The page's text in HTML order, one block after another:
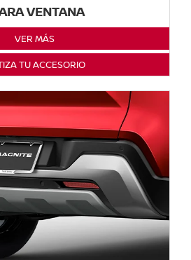
VENTANA
VER MÁS
TU ACCESORIO